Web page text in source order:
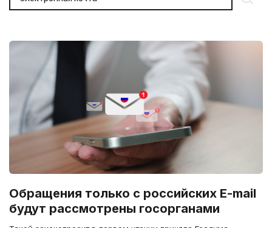
Обращения только с российских E-mail
будут рассмотрены госорганами